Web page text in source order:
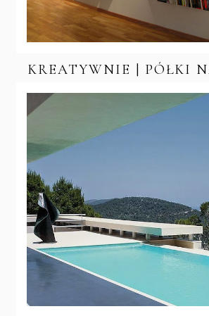
KREATYWNIE | PÓŁKI